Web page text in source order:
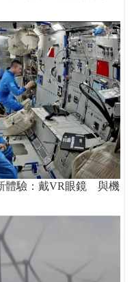
體驗：戴VR眼鏡 與機